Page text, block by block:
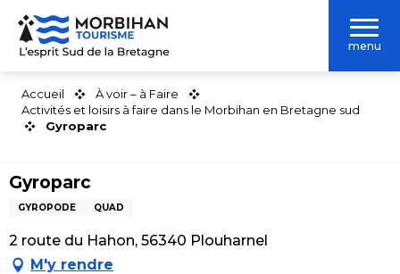
Aller
contenu
menu
Accueil
À voir – à Faire
Activités et loisirs à faire dans le Morbihan en Bretagne sud
Gyroparc
Gyroparc
GYROPODE QUAD
2 route du Hahon, 56340 Plouharnel
M'y rendre